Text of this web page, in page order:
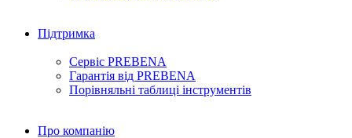
Підтримка
Сервіс PREBENA
Гарантія від PREBENA
Порівняльні таблиці інструментів
Про компанію